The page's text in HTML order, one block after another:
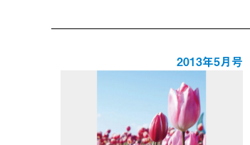
2013年5月号